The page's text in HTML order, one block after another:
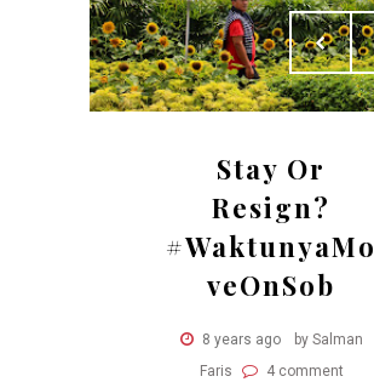
Stay Or
Resign?
#WaktunyaMo
veOnSob
8 years ago
by Salman
Faris
4 comment